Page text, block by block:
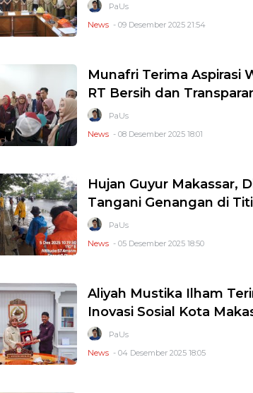
PaUs
News - 09 Desember 2025 21:54
Munafri Terima Aspirasi
RT Bersih dan
PaUs
News - 08 Desember 2025 18:01
Hujan Guyur Makassar,
Tangani Genangan di
PaUs
News - 05 Desember 2025 18:50
Aliyah Mustika Ilham
Inovasi Sosial Kota
PaUs
News - 04 Desember 2025 18:05